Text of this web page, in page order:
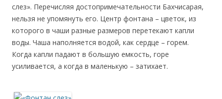
слез». Перечисляя достопримечательности Бахчисарая,
нельзя не упомянуть его. Центр фонтана – цветок, из
которого в чаши разные размеров перетекают капли
воды. Чаша наполняется водой, как сердце – горем.
Когда капли падают в большую емкость, горе
усиливается, а когда в маленькую – затихает.